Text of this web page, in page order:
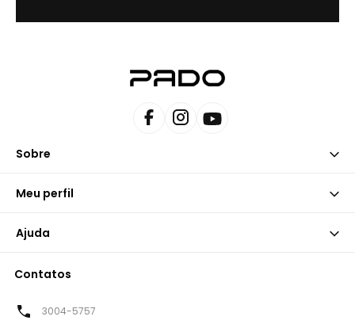
Sobre
Meu perfil
Ajuda
Contatos
3004-5757